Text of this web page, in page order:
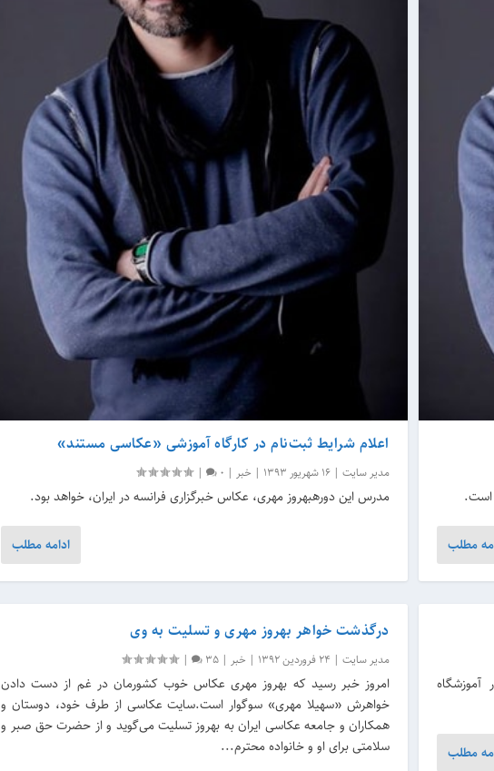
مطلب
سوم مهرماه۹۲در آموزشگاه
مطلب
اعلام شرایط ثبت‌نام در کارگاه آموزشی «عکاسی مستند»
مدیر سایت |16 شهریور 1393 | خبر |
0
|
مدرس این دورهبهروز مهری، عکاس خبرگزاری فرانسه در ایران، خواهد بود.
ادامه مطلب
درگذشت خواهر بهروز مهری و تسلیت به وی
مدیر سایت | 24 فروردین 1392 | خبر |
35
|
امروز خبر رسید که بهروز مهری عکاس خوب کشورمان در غم از دست دادن
خواهرش «سهیلا مهری» سوگوار است.سایت عکاسی از طرف خود، دوستان و
همکاران و جامعه عکاسی ایران به بهروز تسلیت می‌گوید و از حضرت حق صبر و
سلامتی برای او و خانواده محترم...